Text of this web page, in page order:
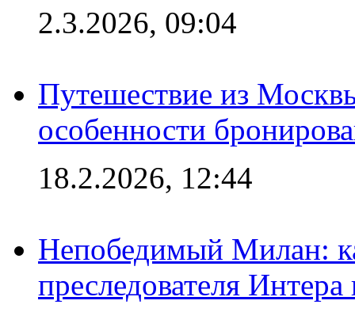
2.3.2026, 09:04
Путешествие из
особенности
18.2.2026, 12:44
Непобедимый Милан:
преследователя